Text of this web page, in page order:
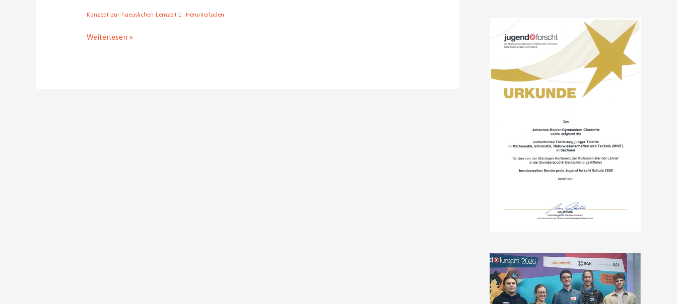
Konzept-zur-haeuslichen-Lernzeit-1 Herunterladen
Konzept
Weiterlesen »